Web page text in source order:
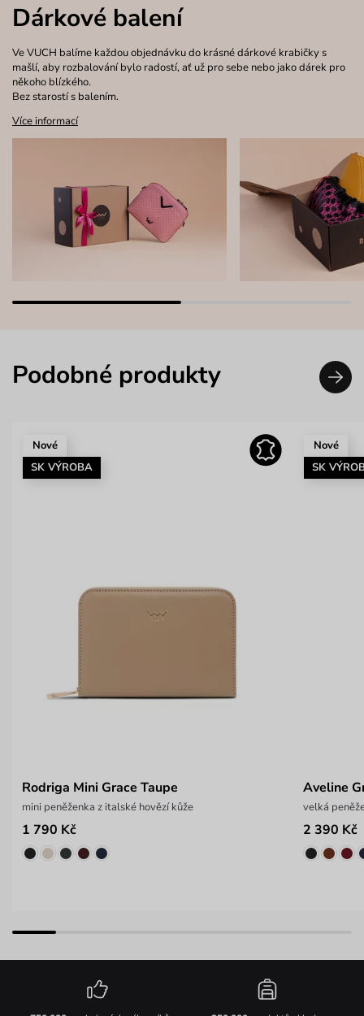
Dárkové balení
Ve VUCH balíme každou objednávku do krásné dárkové krabičky s
mašlí, aby rozbalování bylo radostí, ať už pro sebe nebo jako dárek pro
někoho blízkého.
Bez starostí s balením.
Více informací
Podobné produkty
Nové
SK VÝROBA
Rodriga Mini Grace Taupe
mini peněženka z italské hovězí kůže
1 790 Kč
Nové
SK
Aveline
velká
2 390 Kč